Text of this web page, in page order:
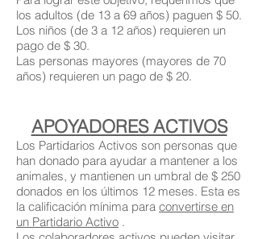
los adultos (de 13 a 69 años) paguen $ 50.
Los niños (de 3 a 12 años) requieren un
pago de $ 30.
Las personas mayores (mayores de 70
años) requieren un pago de $ 20.
APOYADORES ACTIVOS
Los Partidarios Activos son personas que
han donado para ayudar a mantener a los
animales, y mantienen un umbral de $ 250
donados en los últimos 12 meses. Esta es
la calificación mínima para convertirse en
un Partidario Activo .